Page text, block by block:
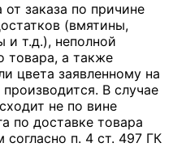
заказа по причине
(вмятины,
и т.д.), неполной
товара, а также
цвета заявленному на
В случае
не по вине
по доставке товара
согласно п. 4 ст. 497 ГК